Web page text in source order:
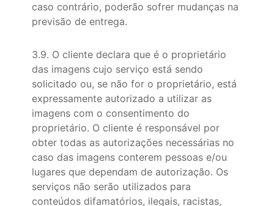
caso contrário, poderão sofrer mudanças na
previsão de entrega.
3.9. O cliente declara que é o proprietário
das imagens cujo serviço está sendo
solicitado ou, se não for o proprietário, está
expressamente autorizado a utilizar as
imagens com o consentimento do
proprietário. O cliente é responsável por
obter todas as autorizações necessárias no
caso das imagens conterem pessoas e/ou
lugares que dependam de autorização. Os
serviços não serão utilizados para
conteúdos difamatórios, ilegais, racistas,